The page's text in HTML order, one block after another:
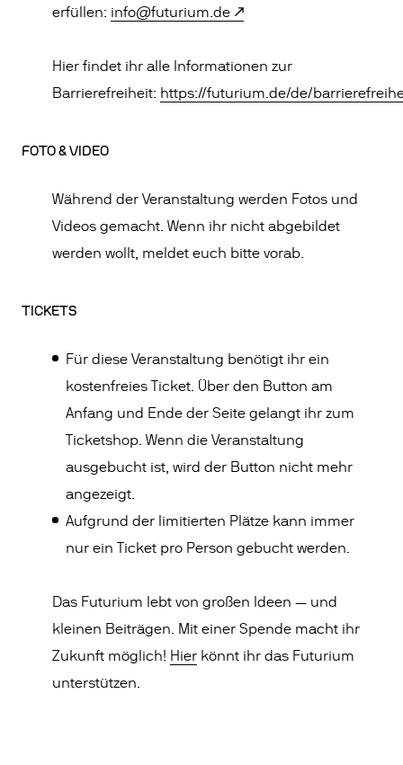
erfüllen: info@futurium.de
Hier findet ihr alle Informationen zur
Barrierefreiheit: https://futurium.de/de/
FOTO & VIDEO
Während der Veranstaltung werden Fotos und
Videos gemacht. Wenn ihr nicht abgebildet
werden wollt, meldet euch bitte vorab.
TICKETS
Für diese Veranstaltung benötigt ihr ein
kostenfreies Ticket. Über den Button am
Anfang und Ende der Seite gelangt ihr zum
Ticketshop. Wenn die Veranstaltung
ausgebucht ist, wird der Button nicht mehr
angezeigt.
Aufgrund der limitierten Plätze kann immer
nur ein Ticket pro Person gebucht werden.
Das Futurium lebt von großen Ideen — und
kleinen Beiträgen. Mit einer Spende macht ihr
Zukunft möglich! Hier könnt ihr das Futurium
unterstützen.